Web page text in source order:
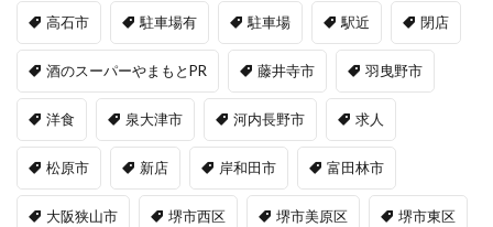
高石市 駐車場有 駐車場 駅近 閉店
酒のスーパーやまもとPR 藤井寺市 羽曳野市
洋食 泉大津市 河内長野市 求人
松原市 新店 岸和田市 富田林市
大阪狭山市 堺市西区 堺市美原区 堺市東区